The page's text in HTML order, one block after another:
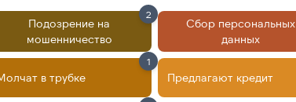
Подозрение на
мошенничество
2
Сбор персональных
данных
в трубке
1
Предлагают кредит